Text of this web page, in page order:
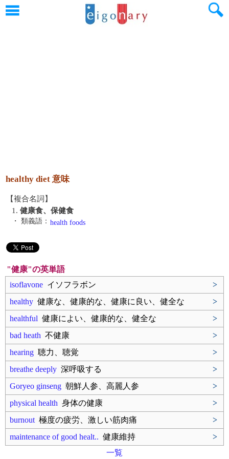
healthy diet 意味
【複合名詞】
1. 健康食、保健食
・ 類義語： health foods
"健康"の英単語
isoflavone イソフラボン
>
healthy 健康な、健康的な、健康に良い、健全な
>
healthful 健康によい、健康的な、健全な
>
bad heath 不健康
>
hearing 聴力、聴覚
>
breathe deeply 深呼吸する
>
Goryeo ginseng 朝鮮人参、高麗人参
>
physical health 身体の健康
>
burnout 極度の疲労、激しい筋肉痛
>
maintenance of good healt.. 健康維持
>
一覧